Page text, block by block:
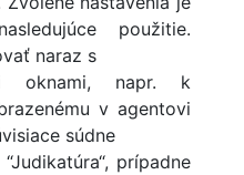
použitie.
naraz s
oknami, napr. k
v agentovi
súdne
prípadne